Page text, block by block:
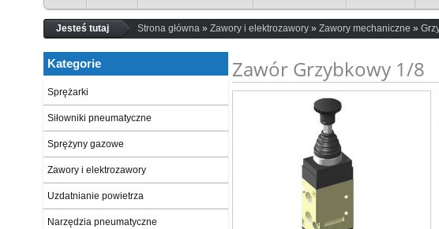
Jesteś tutaj Strona główna Zawory i elektrozawory Zawory mechaniczne
Zawór Grzybkowy 1/8
Kategorie
Sprężarki
Siłowniki pneumatyczne
Sprężyny gazowe
Zawory i elektrozawory
Uzdatnianie powietrza
Narzędzia pneumatyczne